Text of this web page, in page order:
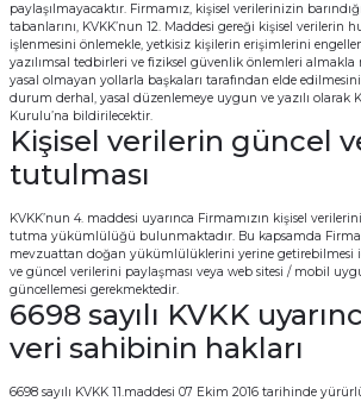
paylaşılmayacaktır. Firmamız, kişisel verilerinizin
tabanlarını, KVKK’nun 12. Maddesi gereği kişisel verilerin
işlenmesini önlemekle, yetkisiz kişilerin erişimlerini
yazılımsal tedbirleri ve fiziksel güvenlik önlemleri almakla
yasal olmayan yollarla başkaları tarafından elde
durum derhal, yasal düzenlemeye uygun ve yazılı olarak
Kurulu’na bildirilecektir.
Kişisel verilerin güncel
tutulması
KVKK’nun 4. maddesi uyarınca Firmamızın kişisel
tutma yükümlülüğü bulunmaktadır. Bu kapsamda
mevzuattan doğan yükümlülüklerini yerine getirebilmesi
ve güncel verilerini paylaşması veya web sitesi / mobil
güncellemesi gerekmektedir.
6698 sayılı KVKK
veri sahibinin hakları
6698 sayılı KVKK 11.maddesi 07 Ekim 2016 tarihinde